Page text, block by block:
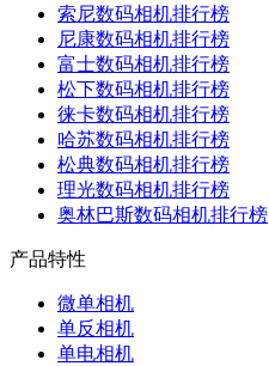
索尼数码相机排行榜
尼康数码相机排行榜
富士数码相机排行榜
松下数码相机排行榜
徕卡数码相机排行榜
哈苏数码相机排行榜
松典数码相机排行榜
理光数码相机排行榜
奥林巴斯数码相机排行榜
产品特性
微单相机
单反相机
单电相机